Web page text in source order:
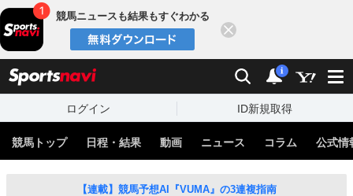
競馬ニュースも結果もすぐわかる
検索 通知
i
ログイン ID新規取得
競馬トップ 日程・結果 動画 ニュース コラム 公式情
【連載】競馬予想AI『VUMA』の3連複指南